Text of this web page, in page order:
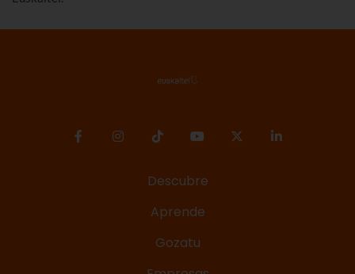
Descubre
Aprende
Gozatu